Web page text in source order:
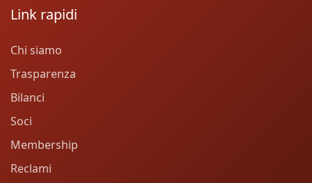
Link rapidi
Chi siamo
Trasparenza
Bilanci
Soci
Membership
Reclami